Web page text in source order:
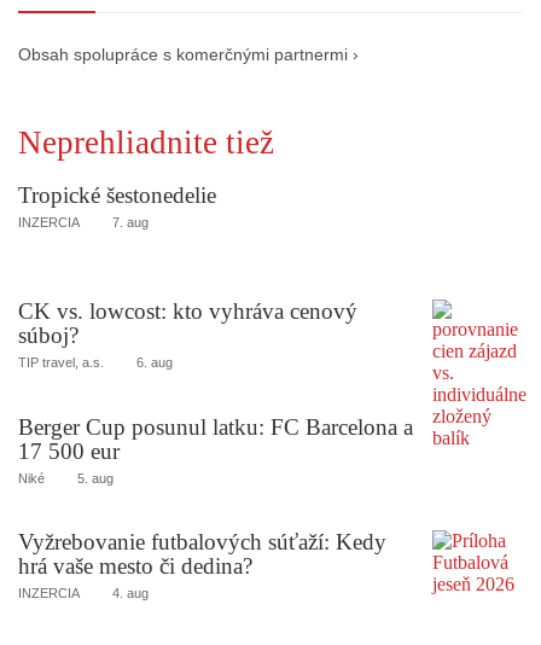
Obsah spolupráce s komerčnými partnermi ›
Neprehliadnite tiež
Tropické šestonedelie
INZERCIA 7. aug
CK vs. lowcost: kto vyhráva cenový
súboj?
TIP travel, a.s. 6. aug
Berger Cup posunul latku: FC Barcelona a
17 500 eur
Niké 5. aug
Vyžrebovanie futbalových súťaží: Kedy
hrá vaše mesto či dedina?
INZERCIA 4. aug